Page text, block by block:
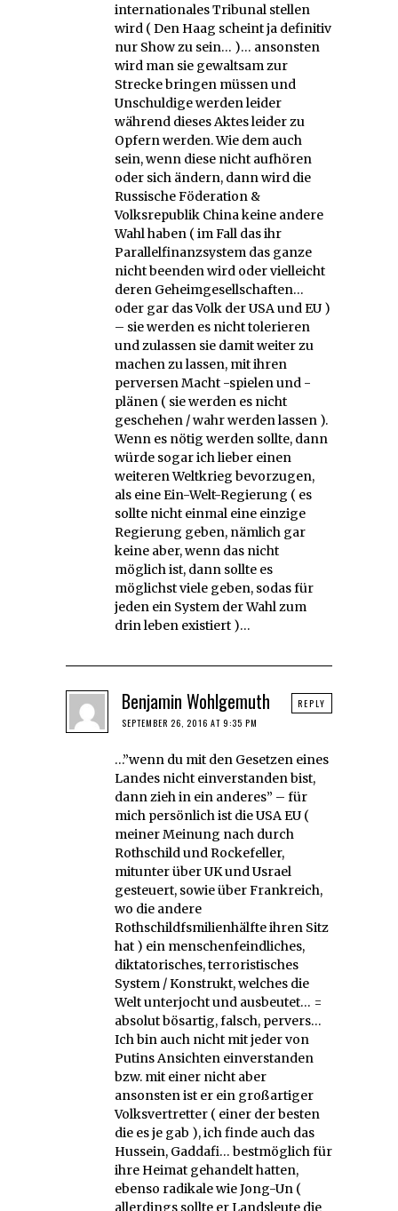
internationales Tribunal stellen
wird ( Den Haag scheint ja definitiv
nur Show zu sein… )… ansonsten
wird man sie gewaltsam zur
Strecke bringen müssen und
Unschuldige werden leider
während dieses Aktes leider zu
Opfern werden. Wie dem auch
sein, wenn diese nicht aufhören
oder sich ändern, dann wird die
Russische Föderation &
Volksrepublik China keine andere
Wahl haben ( im Fall das ihr
Parallelfinanzsystem das ganze
nicht beenden wird oder vielleicht
deren Geheimgesellschaften…
oder gar das Volk der USA und EU )
– sie werden es nicht tolerieren
und zulassen sie damit weiter zu
machen zu lassen, mit ihren
perversen Macht -spielen und -
plänen ( sie werden es nicht
geschehen / wahr werden lassen ).
Wenn es nötig werden sollte, dann
würde sogar ich lieber einen
weiteren Weltkrieg bevorzugen,
als eine Ein-Welt-Regierung ( es
sollte nicht einmal eine einzige
Regierung geben, nämlich gar
keine aber, wenn das nicht
möglich ist, dann sollte es
möglichst viele geben, sodas für
jeden ein System der Wahl zum
drin leben existiert )…
Benjamin Wohlgemuth
SEPTEMBER 26, 2016 AT 9:35 PM
…”wenn du mit den Gesetzen eines
Landes nicht einverstanden bist,
dann zieh in ein anderes” – für
mich persönlich ist die USA EU (
meiner Meinung nach durch
Rothschild und Rockefeller,
mitunter über UK und Usrael
gesteuert, sowie über Frankreich,
wo die andere
Rothschildfsmilienhälfte ihren Sitz
hat ) ein menschenfeindliches,
diktatorisches, terroristisches
System / Konstrukt, welches die
Welt unterjocht und ausbeutet… =
absolut bösartig, falsch, pervers…
Ich bin auch nicht mit jeder von
Putins Ansichten einverstanden
bzw. mit einer nicht aber
ansonsten ist er ein großartiger
Volksvertretter ( einer der besten
die es je gab ), ich finde auch das
Hussein, Gaddafi… bestmöglich für
ihre Heimat gehandelt hatten,
ebenso radikale wie Jong-Un (
allerdings sollte er Landsleute die
REPLY